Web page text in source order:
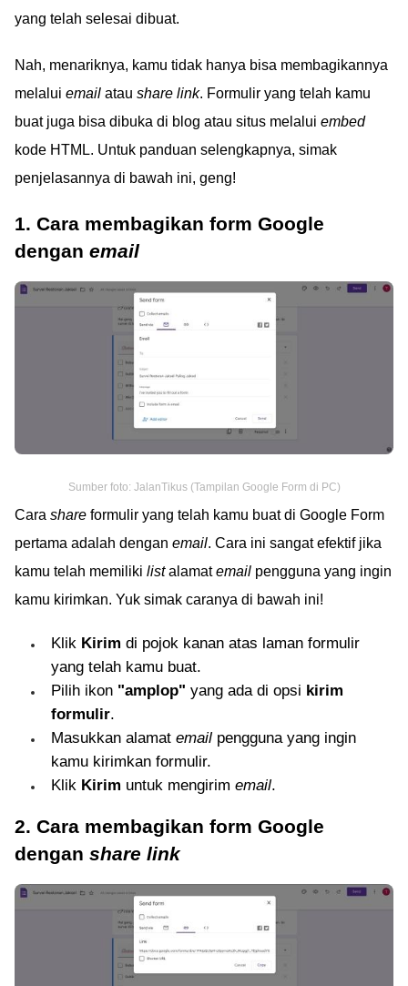
yang telah selesai dibuat.
Nah, menariknya, kamu tidak hanya bisa membagikannya
melalui email atau share link. Formulir yang telah kamu
buat juga bisa dibuka di blog atau situs melalui embed
kode HTML. Untuk panduan selengkapnya, simak
penjelasannya di bawah ini, geng!
1. Cara membagikan form Google
dengan email
Sumber foto: JalanTikus (Tampilan Google Form di PC)
Cara share formulir yang telah kamu buat di Google Form
pertama adalah dengan email. Cara ini sangat efektif jika
kamu telah memiliki listalamatemail pengguna yang ingin
kamu kirimkan. Yuk simak caranya di bawah ini!
Klik Kirim di pojok kanan atas laman formulir
yang telah kamu buat.
Pilih ikon "amplop" yang ada di opsi kirim
formulir.
Masukkan alamat email pengguna yang ingin
kamu kirimkan formulir.
Klik Kirim untuk mengirim email.
2. Cara membagikan form Google
dengan share link